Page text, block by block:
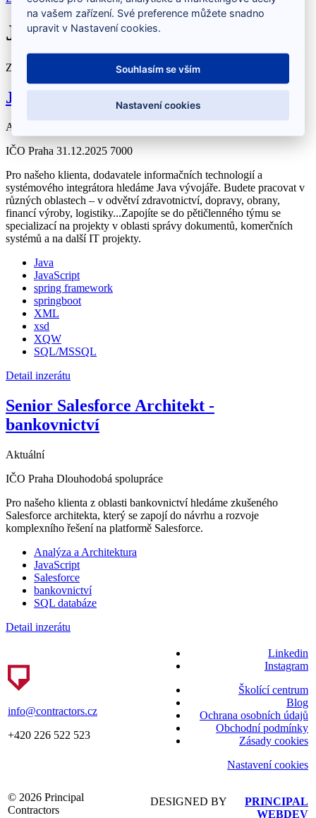
JavaScript
Zobrazeny 2 položky
Java vývojář
Aktuální
IČO Praha 31.12.2025 7000
Pro našeho klienta, dodavatele informačních technologií a
systémového integrátora hledáme Java vývojáře. Budete pracovat v
různých oblastech – v odvětví zdravotnictví, dopravy, obrany,
financí výroby, logistiky...Zapojíte se do pětičlenného týmu se
specializací na projekty v oblasti správy dokumentů, komerčních
systémů a na další IT projekty.
Java
JavaScript
spring framework
springboot
XML
xsd
XQW
SQL/MSSQL
Detail inzerátu
Senior Salesforce Architekt -
bankovnictví
Aktuální
IČO Praha Dlouhodobá spolupráce
Pro našeho klienta z oblasti bankovnictví hledáme zkušeného
Salesforce architekta, který se zapojí do návrhu a rozvoje
komplexního řešení na platformě Salesforce.
Analýza a Architektura
JavaScript
Salesforce
bankovnictví
SQL databáze
Detail inzerátu
info@contractors.cz
+420 226 522 523
Linkedin
Instagram
Školící centrum
Blog
Ochrana osobních údajů
Obchodní podmínky
Zásady cookies
Nastavení cookies
© 2026 Principal
Contractors
DESIGNED BY
PRINCIPAL
WEBDEV
na vašem zařízení. Své preference můžete snadno
upravit v Nastavení cookies.
Souhlasím se vším
Nastavení cookies